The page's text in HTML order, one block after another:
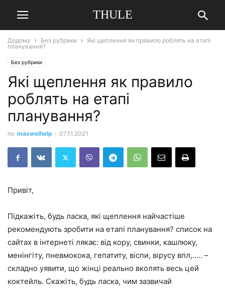
THULE
Додому Без рубрики
Які щеплення як правило роблять на етапі
планування?
Без рубрики
Які щеплення як правило
роблять на етапі
планування?
по maxwelhelp - 07.11.2021
Привіт,
Підкажіть, будь ласка, які щеплення найчастіше
рекомендують зробити на етапі планування? список на
сайтах в інтернеті лякає: від кору, свинки, кашлюку,
менінгіту, пневмокока, гепатиту, віспи, вірусу впл,….. –
складно уявити, що жінці реально вколять весь цей
коктейль. Скажіть, будь ласка, чим зазвичай